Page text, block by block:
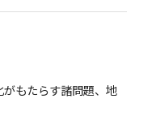
もたらす諸問題、地